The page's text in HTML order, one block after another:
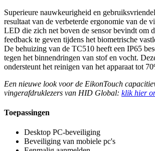
Superieure nauwkeurigheid en
resultaat van de verbeterde ergonomie van de
LED die zich net boven de sensor bevindt om
feedback te geven tijdens het biometrische
De behuizing van de TC510 heeft een IP65
tegen het binnendringen van stof en vocht.
ondersteunt het reinigen van het apparaat tot
Een nieuwe look voor de EikonTouch
vingerafdruklezers van HID Global: klik hier
Toepassingen
Desktop PC-beveiliging
Beveiliging van mobiele pc's